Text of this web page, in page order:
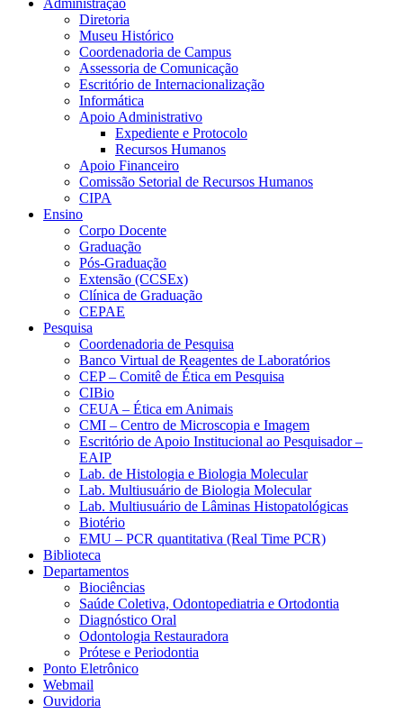
Administração
Diretoria
Museu Histórico
Coordenadoria de Campus
Assessoria de Comunicação
Escritório de Internacionalização
Informática
Apoio Administrativo
Expediente e Protocolo
Recursos Humanos
Apoio Financeiro
Comissão Setorial de Recursos Humanos
CIPA
Ensino
Corpo Docente
Graduação
Pós-Graduação
Extensão (CCSEx)
Clínica de Graduação
CEPAE
Pesquisa
Coordenadoria de Pesquisa
Banco Virtual de Reagentes de Laboratórios
CEP – Comitê de Ética em Pesquisa
CIBio
CEUA – Ética em Animais
CMI – Centro de Microscopia e Imagem
Escritório de Apoio Institucional ao Pesquisador –
EAIP
Lab. de Histologia e Biologia Molecular
Lab. Multiusuário de Biologia Molecular
Lab. Multiusuário de Lâminas Histopatológicas
Biotério
EMU – PCR quantitativa (Real Time PCR)
Biblioteca
Departamentos
Biociências
Saúde Coletiva, Odontopediatria e Ortodontia
Diagnóstico Oral
Odontologia Restauradora
Prótese e Periodontia
Ponto Eletrônico
Webmail
Ouvidoria